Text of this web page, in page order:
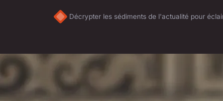
Décrypter les sédiments de l'actualité pour